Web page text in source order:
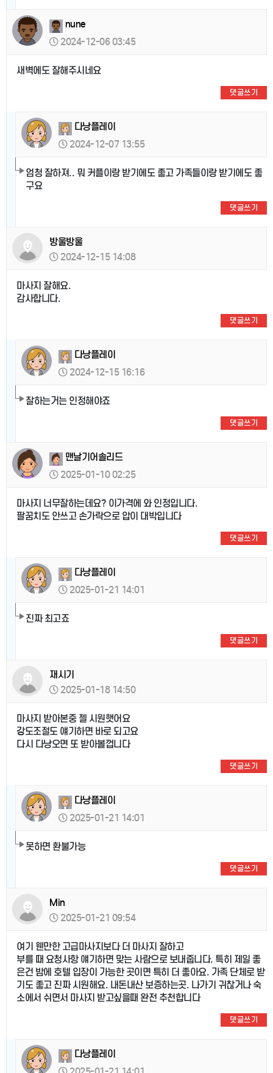
nune
2024-12-06 03:45
새벽에도 잘해주시네요
댓글쓰기
다낭플레이
2024-12-07 13:55
엄청 잘하져.. 뭐 커플이랑 받기에도 좋고 가족들이랑 받기에도 좋
구요
댓글쓰기
방울방울
2024-12-15 14:08
마사지 잘해요.
감사합니다.
댓글쓰기
다낭플레이
2024-12-15 16:16
잘하는거는 인정해야죠
댓글쓰기
맨날기어솔리드
2025-01-10 02:25
마사지 너무잘하는데요? 이가격에 와 인정입니다.
팔꿈치도 안쓰고 손가락으로 압이 대박입니다
댓글쓰기
다낭플레이
2025-01-21 14:01
진짜 최고죠
댓글쓰기
재시기
2025-01-18 14:50
마사지 받아본중 젤 시원햇어요
강도조절도 얘기하면 바로 되고요
다시 다낭오면 또 받아볼껍니다
댓글쓰기
다낭플레이
2025-01-21 14:01
못하면 환불가능
댓글쓰기
Min
2025-01-21 09:54
여기 웬만한 고급마사지보다 더 마사지 잘하고
부를 때 요청사항 얘기하면 맞는 사람으로 보내줍니다. 특히 제일 좋
은건 밤에 호텔 입장이 가능한 곳이면 특히 더 좋아요. 가족 단체로 받
기도 좋고 진짜 시원해요. 내돈내산 보증하는곳. 나가기 귀찮거나 숙
소에서 쉬면서 마사지 받고싶을때 완전 추천합니다
댓글쓰기
다낭플레이